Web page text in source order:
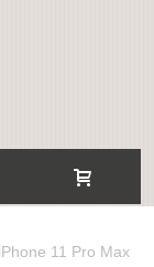
iPhone 11 Pro Max